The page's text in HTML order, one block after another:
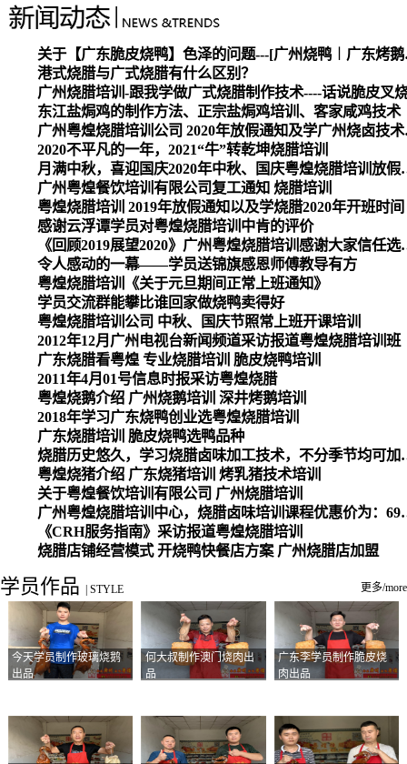
关于【广
港式烧腊与广式烧腊有什么区别？
广州烧腊培训-跟我学做广式烧腊制作技术----话说脆皮叉
东江盐焗鸡的制作方法、正宗盐焗鸡培训、客家咸鸡技术
广州粤煌
2020不平凡的一年，2021“牛”转乾坤烧腊培训
月满中秋，喜迎
广州粤煌餐饮培训有限公司复工通知 烧腊培训
粤煌烧腊培训 2019年放假通知以及学烧腊2020年开班时间
感谢云浮谭学员对粤煌烧腊培训中肯的评价
《回顾2019展望
令人感动的一幕——学员送锦旗感恩师傅教导有方
粤煌烧腊培训《关于元旦期间正常上班通知》
学员交流群能攀比谁回家做烧鸭卖得好
粤煌烧腊培训公司 中秋、国庆节照常上班开课培训
2012年12月广州电视台新闻频道采访报道粤煌烧腊培训班
广东烧腊看粤煌 专业烧腊培训 脆皮烧鸭培训
2011年4月01号信息时报采访粤煌烧腊
粤煌烧鹅介绍 广州烧鹅培训 深井烤鹅培训
2018年学习广东烧鸭创业选粤煌烧腊培训
广东烧腊培训 脆皮烧鸭选鸭品种
烧腊历史悠久，学习
粤煌烧猪介绍 广东烧猪培训 烤乳猪技术培训
关于粤煌餐饮培训有限公司 广州烧腊培训
广州粤煌烧腊培训中心，烧腊卤味培训课程优惠价为：6980元
《CRH服务指南》采访报道粤煌烧腊培训
烧腊店铺经营模式 开烧鸭快餐店方案 广州烧腊店加盟
学员作品 STYLE 更多/more
今天学员制作玻璃烧鹅
出品
何大叔制作澳门烧肉出
品
广东李学员制作脆皮烧
肉出品